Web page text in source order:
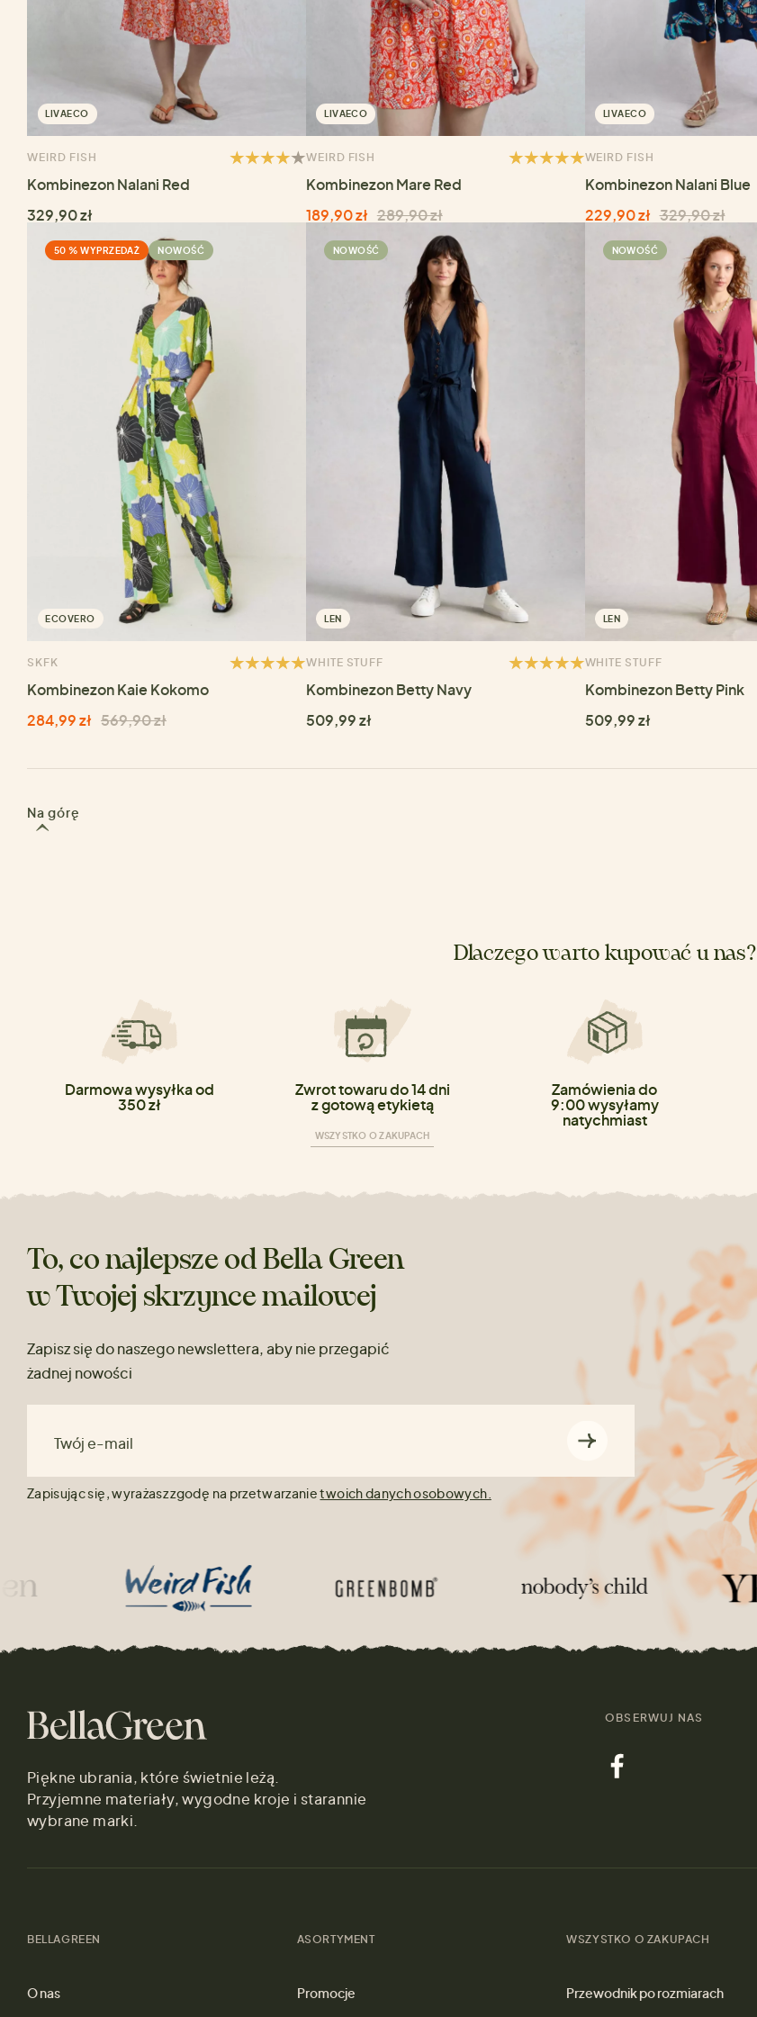
LIVAECO
WEIRD FISH
Kombinezon Nalani Red
329,90 zł
LIVAECO
WEIRD FISH
Kombinezon Mare Red
189,90 zł 289,90 zł
LIVAECO
WEIRD FISH
Kombinezon Nalani Blue
229,90 zł 329,90 zł
50 % WYPRZEDAŻ NOWOŚĆ
ECOVERO
SKFK
Kombinezon Kaie Kokomo
284,99 zł 569,90 zł
NOWOŚĆ
LEN
WHITE STUFF
Kombinezon Betty Navy
509,99 zł
NOWOŚĆ
LEN
WHITE STUFF
Kombinezon Betty Pink
509,99 zł
Na górę
Dlaczego warto kupować u nas?
Darmowa wysyłka od
350 zł
Zwrot towaru do 14 dni
z gotową etykietą
WSZYSTKO O ZAKUPACH
Zamówienia do
9:00 wysyłamy
natychmiast
To, co najlepsze od Bella Green
w Twojej skrzynce mailowej
Zapisz się do naszego newslettera, aby nie przegapić
żadnej nowości
Twój e-mail
Zapisując się, wyrażasz zgodę na przetwarzanietwoich danych osobowych.
Piękne ubrania, które świetnie leżą.
Przyjemne materiały, wygodne kroje i starannie
wybrane marki.
OBSERWUJ NAS
BELLAGREEN
O nas
ASORTYMENT
Promocje
WSZYSTKO O ZAKUPACH
Przewodnik po rozmiarach